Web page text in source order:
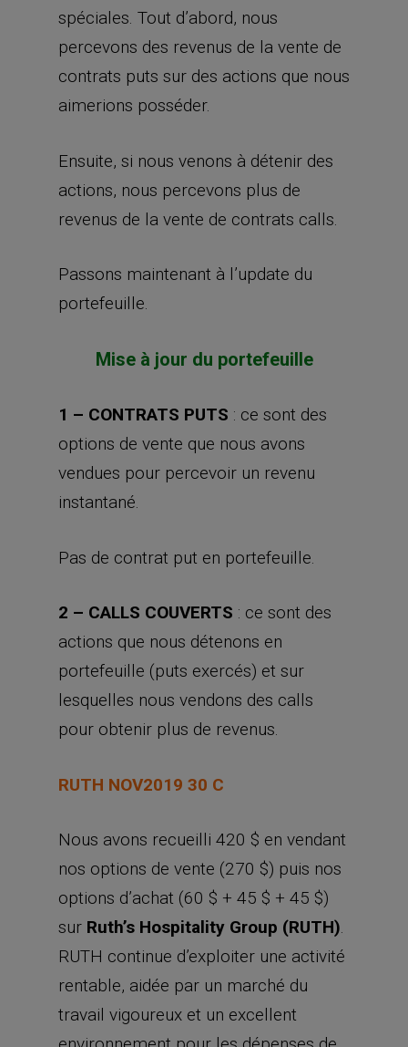
spéciales. Tout d’abord, nous
percevons des revenus de la vente de
contrats puts sur des actions que nous
aimerions posséder.
Ensuite, si nous venons à détenir des
actions, nous percevons plus de
revenus de la vente de contrats calls.
Passons maintenant à l’update du
portefeuille.
Mise à jour du portefeuille
1 – CONTRATS PUTS : ce sont des
options de vente que nous avons
vendues pour percevoir un revenu
instantané.
Pas de contrat put en portefeuille.
2 – CALLS COUVERTS : ce sont des
actions que nous détenons en
portefeuille (puts exercés) et sur
lesquelles nous vendons des calls
pour obtenir plus de revenus.
RUTH NOV2019 30 C
Nous avons recueilli 420 $ en vendant
nos options de vente (270 $) puis nos
options d’achat (60 $ + 45 $ + 45 $)
sur Ruth’s Hospitality Group (RUTH).
RUTH continue d’exploiter une activité
rentable, aidée par un marché du
travail vigoureux et un excellent